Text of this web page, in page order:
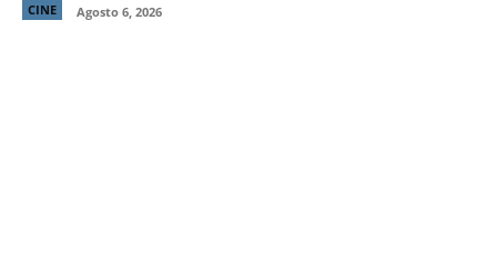
CINE Agosto 6, 2026